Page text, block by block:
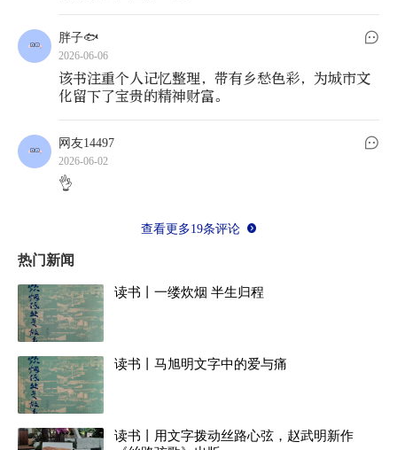
作为地方文化类书籍，本书突出“街巷街
坊”“社区社群”“家族家庭”“人文人情”等核心
胖子🐟
2026-06-06
该书注重个人记忆整理，带有乡愁色彩，为城市文
化留下了宝贵的精神财富。
网友14497
2026-06-02
👌
查看更多19条评论
热门新闻
读书丨一缕炊烟 半生归程
读书丨马旭明文字中的爱与痛
读书丨用文字拨动丝路心弦，赵武明新作